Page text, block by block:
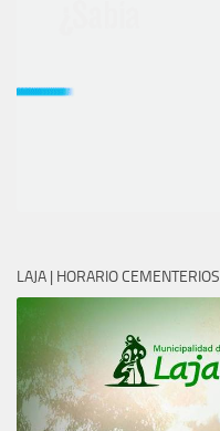
LAJA | HORARIO CEMENTERIOS